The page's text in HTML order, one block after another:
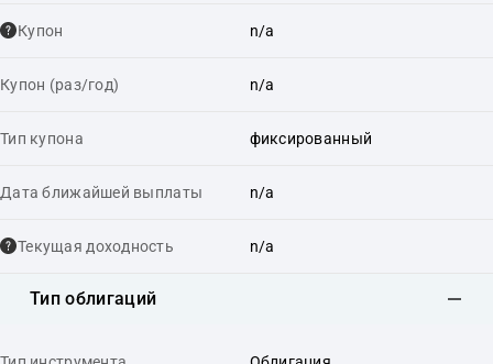
Купон n/a
Купон (раз/год) n/a
Тип купона фиксированный
Дата ближайшей выплаты n/a
Текущая доходность n/a
Тип облигаций